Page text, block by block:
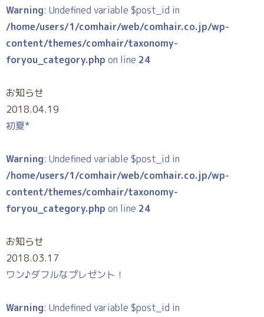
Warning: Undefined variable $post_id in
/home/users/1/comhair/web/comhair.co.jp/wp-
content/themes/comhair/taxonomy-
foryou_category.php on line 24
お知らせ
2018.04.19
初夏*
Warning: Undefined variable $post_id in
/home/users/1/comhair/web/comhair.co.jp/wp-
content/themes/comhair/taxonomy-
foryou_category.php on line 24
お知らせ
2018.03.17
ワン♪ダフルなプレゼント！
Warning: Undefined variable $post_id in